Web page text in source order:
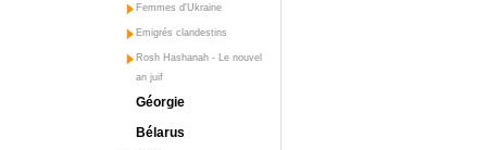
Femmes d'Ukraine
Emigrés clandestins
Rosh Hashanah - Le nouvel
an juif
Géorgie
Bélarus